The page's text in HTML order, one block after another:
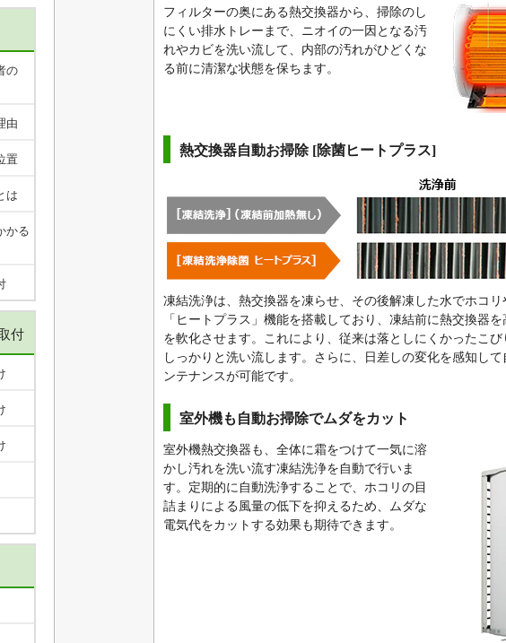
フィルターの奥にある熱交換器から、掃除のし
にくい排水トレーまで、ニオイの一因となる汚
れやカビを洗い流して、内部の汚れがひどくな
る前に清潔な状態を保ちます。
熱交換器自動お掃除 [除菌ヒートプラス]
凍結洗浄は、熱交換器を凍らせ、その後解凍した水でホコ
「ヒートプラス」機能を搭載しており、凍結前に熱交換器
を軟化させます。これにより、従来は落としにくかったこ
しっかりと洗い流します。さらに、日差しの変化を感知し
ンテナンスが可能です。
室外機も自動お掃除でムダをカット
室外機熱交換器も、全体に霜をつけて一気に溶
かし汚れを洗い流す凍結洗浄を自動で行いま
す。定期的に自動洗浄することで、ホコリの目
詰まりによる風量の低下を抑えるため、ムダな
電気代をカットする効果も期待できます。
の
由
置
は
かる
付